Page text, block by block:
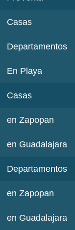
Casas
Departamentos
En Playa
Casas
en Zapopan
en Guadalajara
Departamentos
en Zapopan
en Guadalajara